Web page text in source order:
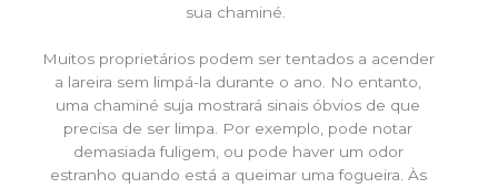
sua chaminé.
Muitos proprietários podem ser tentados a acender
a lareira sem limpá-la durante o ano. No entanto,
uma chaminé suja mostrará sinais óbvios de que
precisa de ser limpa. Por exemplo, pode notar
demasiada fuligem, ou pode haver um odor
estranho quando está a queimar uma fogueira. Às